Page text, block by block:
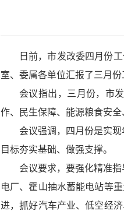
日前，市发改委四月份
室、委属各单位汇报了三月
会议指出，三月份，市
作、民生保障、能源粮食安全
会议强调，四月份是实
目标夯实基础、做强支撑。
会议要求，要强化精准
电厂、霍山抽水蓄能电站等
进，抓好汽车产业、低空经